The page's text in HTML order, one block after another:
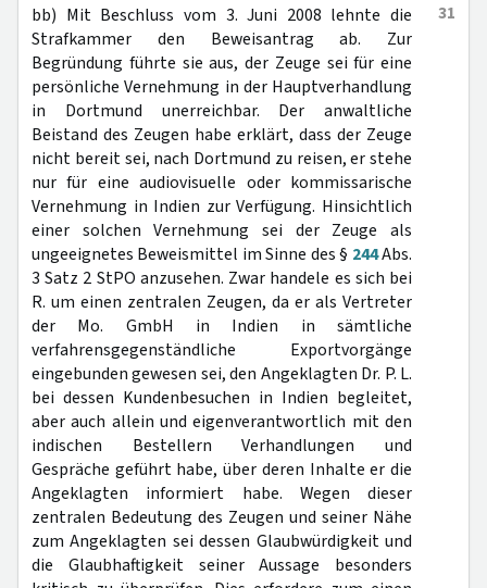
31
bb) Mit Beschluss vom 3. Juni 2008 lehnte die
Strafkammer den Beweisantrag ab. Zur
Begründung führte sie aus, der Zeuge sei für eine
persönliche Vernehmung in der Hauptverhandlung
in Dortmund unerreichbar. Der anwaltliche
Beistand des Zeugen habe erklärt, dass der Zeuge
nicht bereit sei, nach Dortmund zu reisen, er stehe
nur für eine audiovisuelle oder kommissarische
Vernehmung in Indien zur Verfügung. Hinsichtlich
einer solchen Vernehmung sei der Zeuge als
ungeeignetes Beweismittel im Sinne des § 244Abs.
3 Satz 2 StPO anzusehen. Zwar handele es sich bei
R. um einen zentralen Zeugen, da er als Vertreter
der Mo. GmbH in Indien in sämtliche
verfahrensgegenständliche Exportvorgänge
eingebunden gewesen sei, den Angeklagten Dr. P. L.
bei dessen Kundenbesuchen in Indien begleitet,
aber auch allein und eigenverantwortlich mit den
indischen Bestellern Verhandlungen und
Gespräche geführt habe, über deren Inhalte er die
Angeklagten informiert habe. Wegen dieser
zentralen Bedeutung des Zeugen und seiner Nähe
zum Angeklagten sei dessen Glaubwürdigkeit und
die Glaubhaftigkeit seiner Aussage besonders